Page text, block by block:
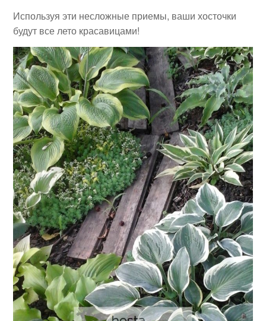
Используя эти несложные приемы, ваши хосточки
будут все лето красавицами!